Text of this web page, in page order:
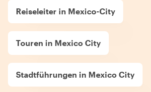
Reiseleiter in Mexico-City
Touren in Mexico City
Stadtführungen in Mexico City